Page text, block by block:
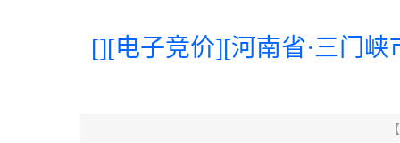
[][电子竞价][河南省·三门峡